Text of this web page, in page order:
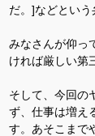
だ。]などという
みなさんが仰っ
ければ厳しい第
そして、今回の
ず、仕事は増え
す。 あそこまで